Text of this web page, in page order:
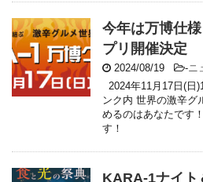
今年は万博仕
プリ開催決定
2024/08/19 -ニ
2024年11月17日(日
ンク内 世界の激辛グ
めるのはあなたです
す！
KARA-1ナイト